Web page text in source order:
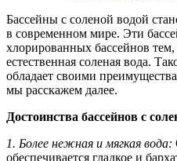
Бассейны с соленой водой
в современном мире. Эти
хлорированных бассейнов тем,
естественная соленая вода.
обладает своими
мы расскажем далее.
Достоинства бассейнов с
1. Более нежная и мягкая вода:
обеспечивается гладкое и